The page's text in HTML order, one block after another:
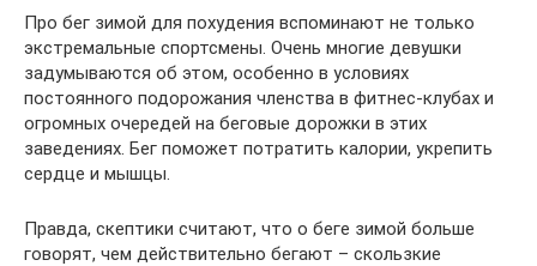
Про бег зимой для похудения вспоминают не только
экстремальные спортсмены. Очень многие девушки
задумываются об этом, особенно в условиях
постоянного подорожания членства в фитнес-клубах и
огромных очередей на беговые дорожки в этих
заведениях. Бег поможет потратить калории, укрепить
сердце и мышцы.
Правда, скептики считают, что о беге зимой больше
говорят, чем действительно бегают – скользкие